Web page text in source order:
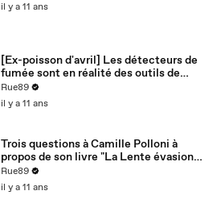
il y a 11 ans
[Ex-poisson d'avril] Les détecteurs de
fumée sont en réalité des outils de
surveillance
Rue89
il y a 11 ans
Trois questions à Camille Polloni à
propos de son livre "La Lente évasion"
(Mars 2015, Premier Parallèle)
Rue89
il y a 11 ans